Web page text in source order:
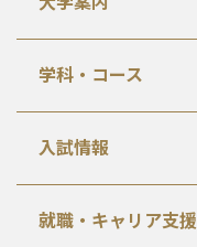
学科・コース
入試情報
就職・キャリア支援